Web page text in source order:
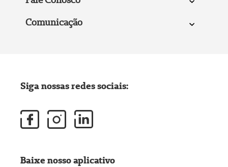
Comunicação
Siga nossas redes sociais:
Baixe nosso aplicativo